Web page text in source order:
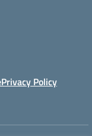
Privacy Policy